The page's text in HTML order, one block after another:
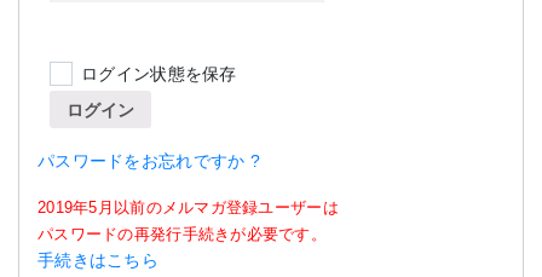
ログイン状態を保存
ログイン
パスワードをお忘れですか ?
2019年5月以前のメルマガ登録ユーザーは
パスワードの再発行手続きが必要です。
手続きはこちら